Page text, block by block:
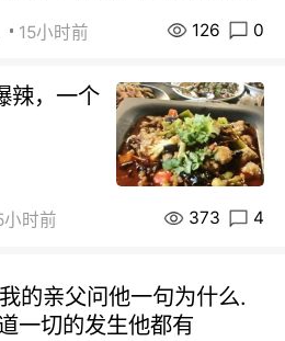
15小时前 126 0
辣，一个
小时前 373 4
的亲父问他一句为什么.
一切的发生他都有